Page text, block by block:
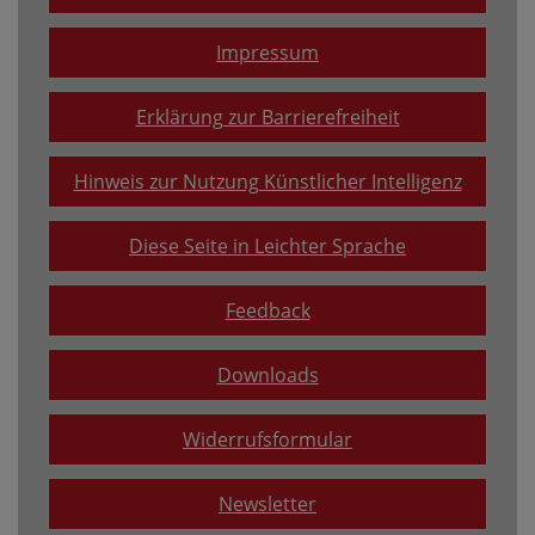
Impressum
Erklärung zur Barrierefreiheit
Hinweis zur Nutzung Künstlicher Intelligenz
Diese Seite in Leichter Sprache
Feedback
Downloads
Widerrufsformular
Newsletter